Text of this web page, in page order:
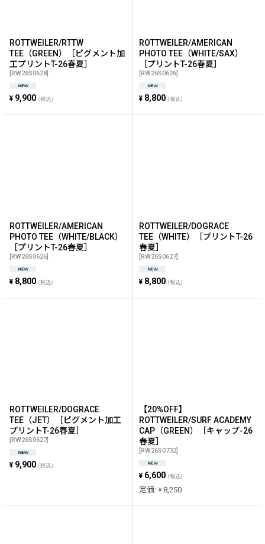
ROTTWEILER/RTTW
TEE（GREEN）［ピグメント加
工プリントT-26春夏］
[RW26S0628]
¥ 9,900 (税込)
ROTTWEILER/AMERICAN
PHOTO TEE（WHITE/SAX）
［プリントT-26春夏］
[RW26S0626]
¥ 8,800 (税込)
ROTTWEILER/AMERICAN
PHOTO TEE（WHITE/BLACK）
［プリントT-26春夏］
[RW26S0626]
¥ 8,800 (税込)
ROTTWEILER/DOGRACE
TEE（WHITE）［プリントT-26
春夏］
[RW26S0627]
¥ 8,800 (税込)
ROTTWEILER/DOGRACE
TEE（JET）［ピグメント加工
プリントT-26春夏］
[RW26S0627]
¥ 9,900 (税込)
【20%OFF】
ROTTWEILER/SURF ACADEMY
CAP（GREEN）［キャップ-26
春夏］
[RW26S0732]
¥ 6,600 (税込)
定価: ¥ 8,250